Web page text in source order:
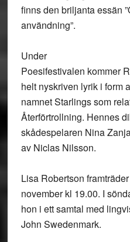
finns den briljanta essän
användning”.
Under
Poesifestivalen kommer
helt nyskriven lyrik i form
namnet Starlings som
Återförtrollning. Hennes
skådespelaren Nina
av Niclas Nilsson.
Lisa Robertson
november kl 19.00. I
hon i ett samtal med
John Swedenmark.